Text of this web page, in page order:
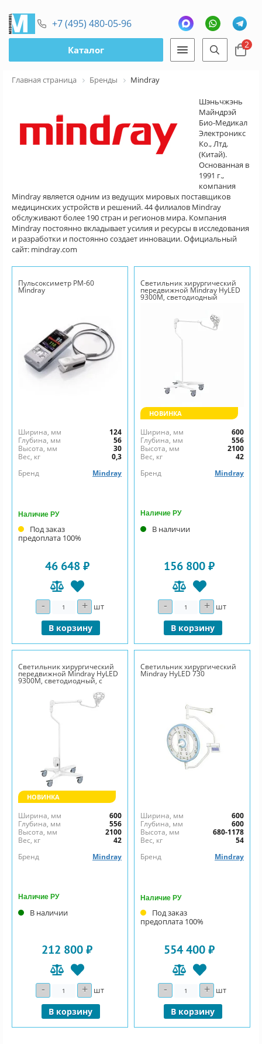
+7 (495) 480-05-96
Каталог 2
Главная страница Бренды Mindray
Шэньчжэнь
Майндрэй
Био-Медикал
Электроникс
Ко., Лтд.
(Китай).
Основанная в
1991 г.,
компания
Mindray является одним из ведущих мировых поставщиков
медицинских устройств и решений. 44 филиалов Mindray
обслуживают более 190 стран и регионов мира. Компания
Mindray постоянно вкладывает усилия и ресурсы в исследования
и разработки и постоянно создает инновации. Официальный
сайт: mindray.com
Пульсоксиметр PM-60
Mindray
Ширина, мм
124
Глубина, мм
56
Высота, мм
30
Вес, кг
0,3
Бренд
Mindray
Наличие РУ
Под заказ
предоплата 100%
46 648 ₽
- Количество+ шт
В корзину
Светильник хирургический
передвижной Mindray HyLED
9300M, светодиодный
НОВИНКА
Ширина, мм
600
Глубина, мм
556
Высота, мм
2100
Вес, кг
42
Бренд
Mindray
Наличие РУ
В наличии
156 800 ₽
- Количество+ шт
В корзину
Светильник хирургический
передвижной Mindray HyLED
9300M, светодиодный, с
аккумулятором
НОВИНКА
Ширина, мм
600
Глубина, мм
556
Высота, мм
2100
Вес, кг
42
Бренд
Mindray
Наличие РУ
В наличии
212 800 ₽
- Количество+ шт
В корзину
Светильник хирургический
Mindray HyLED 730
Ширина, мм
600
Глубина, мм
600
Высота, мм
680-1178
Вес, кг
54
Бренд
Mindray
Наличие РУ
Под заказ
предоплата 100%
554 400 ₽
- Количество+ шт
В корзину